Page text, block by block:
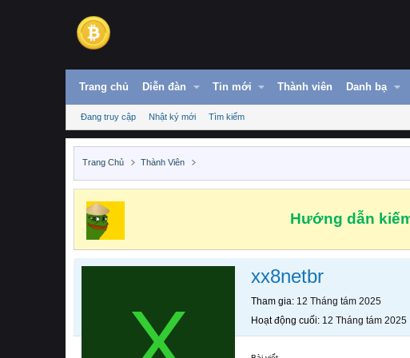
Trang chủ Diễn đàn Tin mới Thành viên Danh bạ
Đang truy cập Nhật ký mới Tìm kiếm
Trang Chủ Thành Viên
Hướng dẫn
xx8netbr
Tham gia 12 Tháng tám 2025
Hoạt động cuối 12 Tháng tám 2025